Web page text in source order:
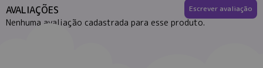
AVALIAÇÕES Escrever avaliação
Nenhuma avaliação cadastrada para esse produto.